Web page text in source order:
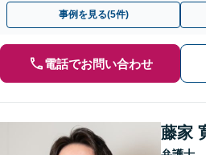
13拠点】お気軽にご相談ください。
事例を見る(5件)
電話でお問い合わせ
藤家